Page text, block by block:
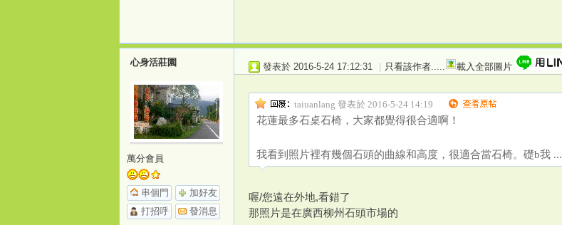
心身活莊園
萬分會員
串個門
加好友
打招呼
發消息
發表於 2016-5-24 17:12:31 | 只看該作者 載入全部圖片
taiuanlang 發表於 2016-5-24 14:19
花蓮最多石桌石椅，大家都覺得很合適啊！
我看到照片裡有幾個石頭的曲線和高度，很適合當石椅。礎b我 ...
喔/您遠在外地,看錯了
那照片是在廣西柳州石頭市場的